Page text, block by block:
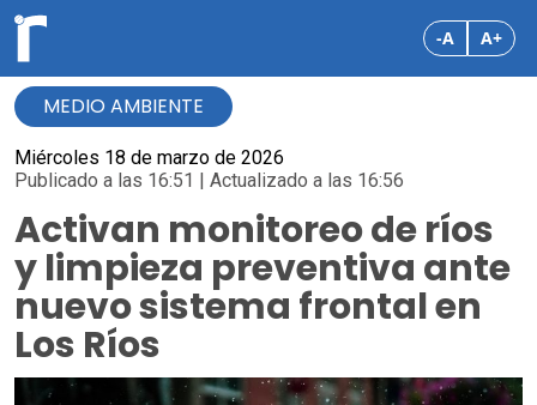
-A A+
MEDIO AMBIENTE
Miércoles 18 de marzo de 2026
Publicado a las 16:51 | Actualizado a las 16:56
Activan monitoreo de ríos
y limpieza preventiva ante
nuevo sistema frontal en
Los Ríos